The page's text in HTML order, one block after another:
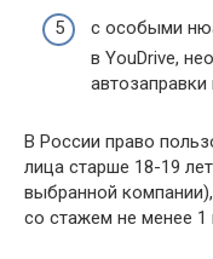
с особыми
в YouDrive,
В России право
лица старше 18-19
выбранной
со стажем не менее 1